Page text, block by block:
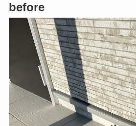
before